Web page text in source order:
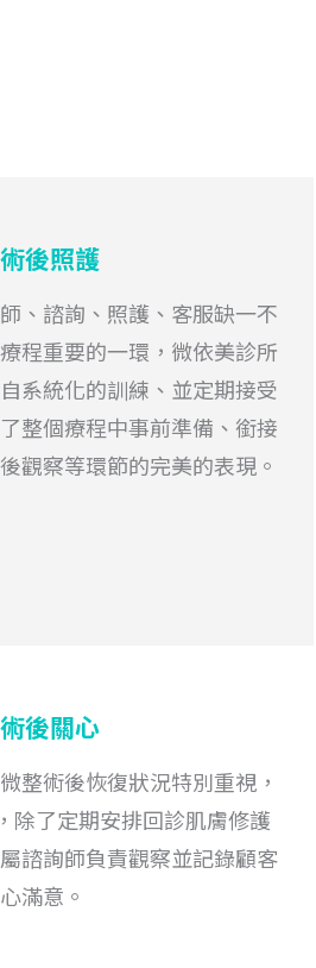
術後照護
、諮詢、照護、客服缺一不
程重要的一環，微依美診所
系統化的訓練、並定期接受
整個療程中事前準備、銜接
觀察等環節的完美的表現。
術後關心
整術後恢復狀況特別重視，
除了定期安排回診肌膚修護
諮詢師負責觀察並記錄顧客
滿意。